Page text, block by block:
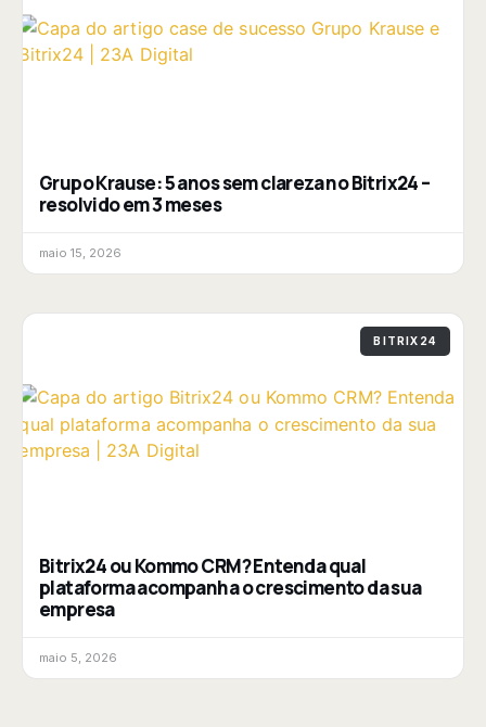
Grupo Krause: 5 anos sem clareza no Bitrix24 –
resolvido em 3 meses
maio 15, 2026
BITRIX24
Bitrix24 ou Kommo CRM? Entenda qual
plataforma acompanha o crescimento da sua
empresa
maio 5, 2026